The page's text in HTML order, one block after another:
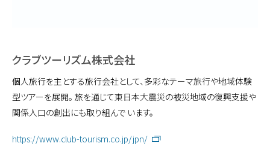
クラブツーリズム株式会社
個人旅行を主とする旅行会社として、多彩なテーマ旅行や地域体験
型ツアーを展開。 旅を通じて東日本大震災の被災地域の復興支援や
関係人口の創出にも取り組んで います。
https://www.club-tourism.co.jp/jpn/